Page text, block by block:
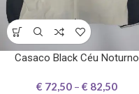
Casaco Black Céu Noturno
€ 72,50 – € 82,50